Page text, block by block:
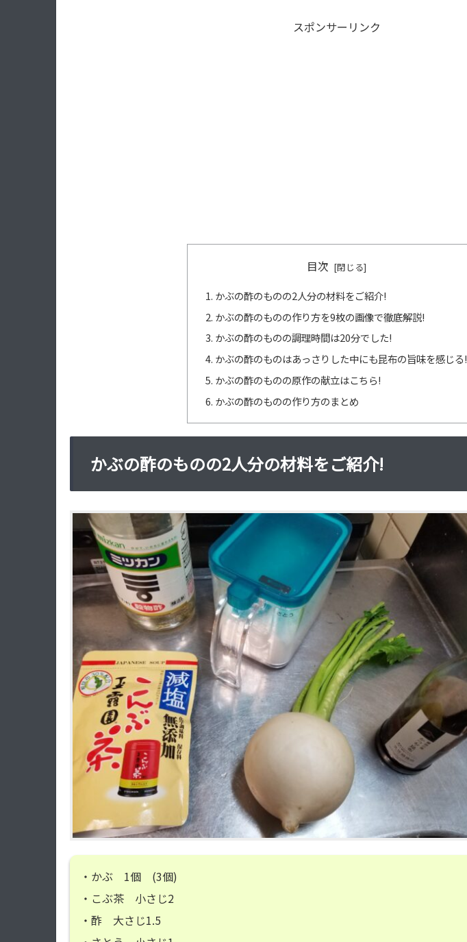
スポンサーリンク
目次
かぶの酢のものの2人分の材料をご紹介!
かぶの酢のものの作り方を9枚の画像で徹底解説!
かぶの酢のものの調理時間は20分でした!
かぶの酢のものはあっさりした中にも昆布の旨味を感じる!
かぶの酢のものの原作の献立はこちら!
かぶの酢のものの作り方のまとめ
かぶの酢のものの2人分の材料をご紹介!
・かぶ 1個 (3個)
・こぶ茶 小さじ2
・酢 大さじ1.5